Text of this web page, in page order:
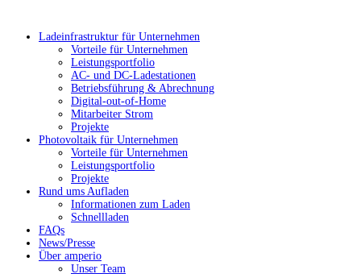
Ladeinfrastruktur für Unternehmen
Vorteile für Unternehmen
Leistungsportfolio
AC- und DC-Ladestationen
Betriebsführung & Abrechnung
Digital-out-of-Home
Mitarbeiter Strom
Projekte
Photovoltaik für Unternehmen
Vorteile für Unternehmen
Leistungsportfolio
Projekte
Rund ums Aufladen
Informationen zum Laden
Schnellladen
FAQs
News/Presse
Über amperio
Unser Team